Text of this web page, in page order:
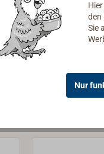
Kategorie
den
Sie
Nur